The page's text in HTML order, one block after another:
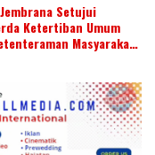
Jembrana Setujui
Ketertiban Umum
Masyarakat